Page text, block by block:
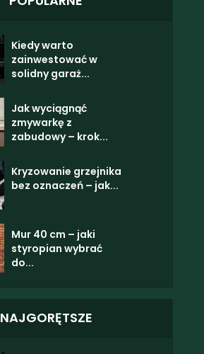
Kiedy warto
zainwestować w
solidny garaż...
Jak wyciągnąć
zmywarkę z
zabudowy – krok...
Kryzowanie grzejnika
bez oznaczeń – jak...
Mur 40 cm – jaki
styropian wybrać
do...
NAJGORĘTSZE